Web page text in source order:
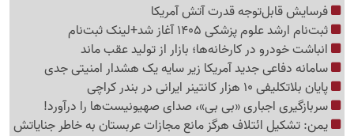
فرسایش قابل‌توجه قدرت آتش آمریکا
ثبت‌نام ارشد علوم پزشکی 1405 آغاز شد+لینک ثبت‌نام
انباشت خودرو در کارخانه‌ها؛ بازار از تولید عقب ماند
سامانه دفاعی جدید آمریکا زیر سایه یک هشدار امنیتی جدی
پایان بلاتکلیفی 10 هزار کانتینر ایرانی در بندر کراچی
سربازگیری اجباری «بی بی»، صدای صهیونیست‌ها را درآورد!
یمن: تشکیل ائتلاف هرگز مانع مجازات عربستان به خاطر جنایاتش